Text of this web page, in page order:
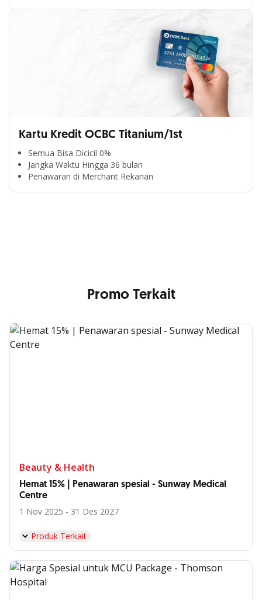
Kartu Kredit OCBC Titanium/1st
Semua Bisa Dicicil 0%
Jangka Waktu Hingga 36 bulan
Penawaran di Merchant Rekanan
Segala Kemudahan Ada
di Satu Genggaman
Promo Terkait
Beauty & Health
Hemat 15% | Penawaran spesial - Sunway Medical
Centre
1 Nov 2025 - 31 Des 2027
Produk Terkait